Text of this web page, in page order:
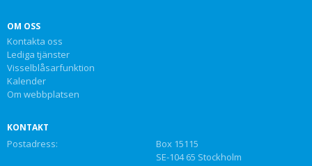
OM OSS
Kontakta oss
Lediga tjänster
Visselblåsarfunktion
Kalender
Om webbplatsen
KONTAKT
Postadress:
Box 15115
SE-104 65 Stockholm